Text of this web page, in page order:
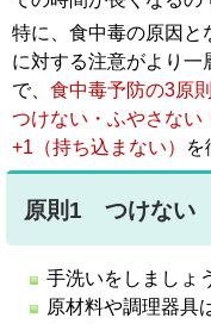
特に、食中毒の原因と
に対する注意がより一
で、 食中毒予防の3原
つけない・ふやさない
+1（持ち込まない）
を
原則1 つけない
手洗いをしましょ
原材料や調理器具